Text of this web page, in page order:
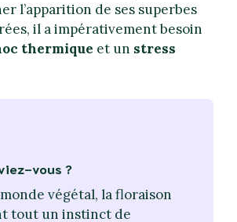
l’apparition de ses superbes
il a impérativement besoin
thermique et un stress
vous ?
végétal, la floraison
tout un instinct de